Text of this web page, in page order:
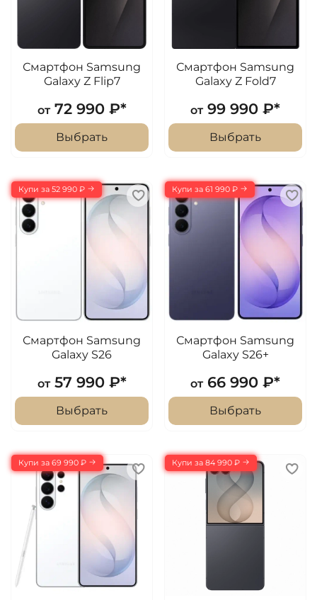
Смартфон Samsung
Galaxy Z Flip7
от 72 990 ₽*
Выбрать
Смартфон Samsung
Galaxy Z Fold7
от 99 990 ₽*
Выбрать
Купи за 52 990 ₽
Смартфон Samsung
Galaxy S26
от 57 990 ₽*
Выбрать
Купи за 61 990 ₽
Смартфон Samsung
Galaxy S26+
от 66 990 ₽*
Выбрать
Купи за 69 990 ₽ Купи за 84 990 ₽